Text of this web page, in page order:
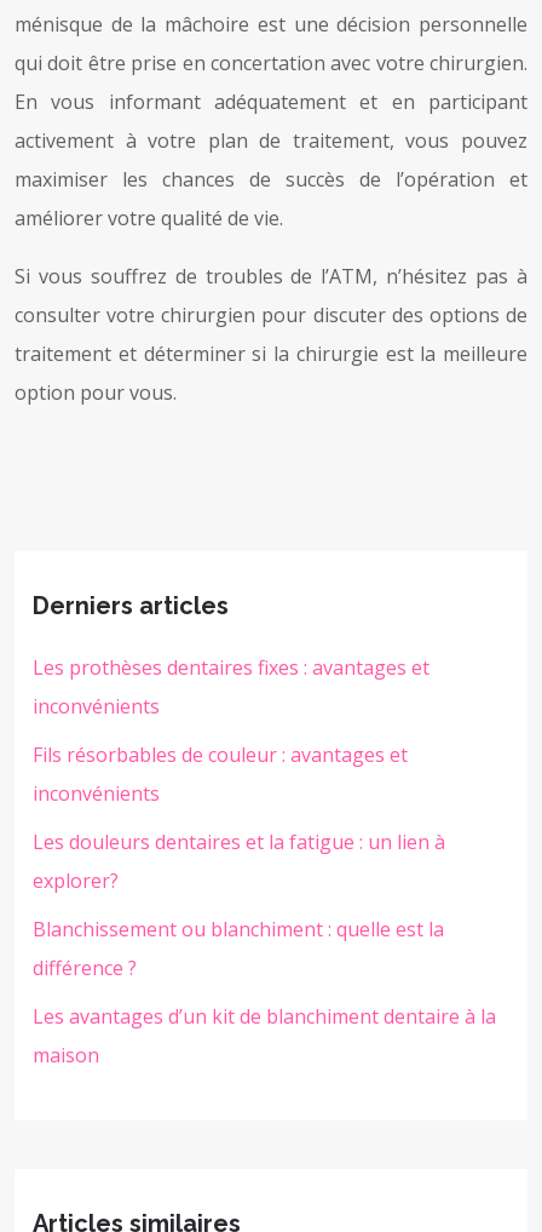
ménisque de la mâchoire est une décision personnelle
qui doit être prise en concertation avec votre chirurgien.
En vous informant adéquatement et en participant
activement à votre plan de traitement, vous pouvez
maximiser les chances de succès de l’opération et
améliorer votre qualité de vie.
Si vous souffrez de troubles de l’ATM, n’hésitez pas à
consulter votre chirurgien pour discuter des options de
traitement et déterminer si la chirurgie est la meilleure
option pour vous.
Derniers articles
Les prothèses dentaires fixes : avantages et
inconvénients
Fils résorbables de couleur : avantages et
inconvénients
Les douleurs dentaires et la fatigue : un lien à
explorer?
Blanchissement ou blanchiment : quelle est la
différence ?
Les avantages d’un kit de blanchiment dentaire à la
maison
Articles similaires